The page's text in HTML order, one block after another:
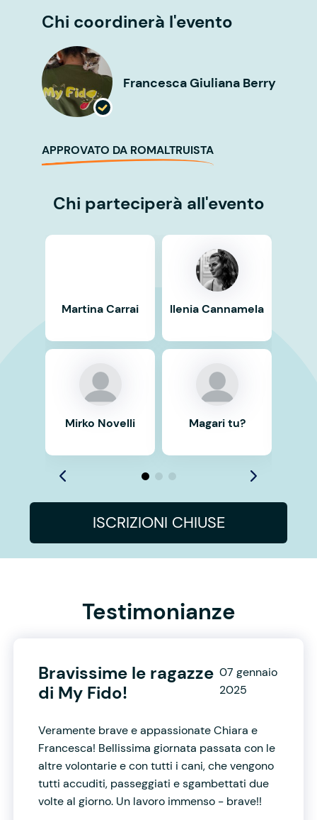
Chi coordinerà l'evento
Francesca Giuliana Berry
APPROVATO DA ROMALTRUISTA
Chi parteciperà all'evento
Martina Carrai
Mirko Novelli
Ilenia Cannamela
Magari tu?
ISCRIZIONI CHIUSE
Testimonianze
Bravissime le ragazze
di My Fido!
07 gennaio
2025
Veramente brave e appassionate Chiara e
Francesca! Bellissima giornata passata con le
altre volontarie e con tutti i cani, che vengono
tutti accuditi, passeggiati e sgambettati due
volte al giorno. Un lavoro immenso - brave!!